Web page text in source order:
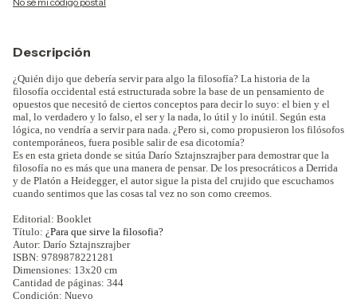
Descripción
¿Quién dijo que debería servir para algo la filosofía? La historia de la
filosofía occidental está estructurada sobre la base de un pensamiento de
opuestos que necesitó de ciertos conceptos para decir lo suyo: el bien y el
mal, lo verdadero y lo falso, el ser y la nada, lo útil y lo inútil. Según esta
lógica, no vendría a servir para nada. ¿Pero si, como propusieron los filósofos
contemporáneos, fuera posible salir de esa dicotomía?
Es en esta grieta donde se sitúa Darío Sztajnszrajber para demostrar que la
filosofía no es más que una manera de pensar. De los presocráticos a Derrida
y de Platón a Heidegger, el autor sigue la pista del crujido que escuchamos
cuando sentimos que las cosas tal vez no son como creemos.
Editorial: Booklet
Título: ¿Para que sirve la filosofia?
Autor: Darío Sztajnszrajber
ISBN: 9789878221281
Dimensiones: 13x20 cm
Cantidad de páginas: 344
Condición: Nuevo